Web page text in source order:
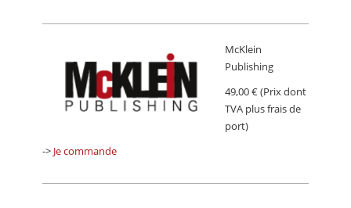
McKlein
Publishing
49,00 € (Prix dont
TVA plus frais de
port)
-> Je commande